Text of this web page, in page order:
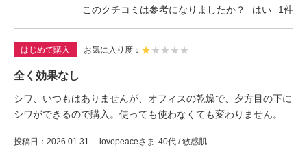
このクチコミは参考になりましたか？ はい 1件
はじめて購入 お気に入り度 ★★ ★ ★ ★
全く効果なし
シワ、いつもはありませんが、オフィスの乾燥で、夕方目の下に
シワができるので購入。使っても使わなくても変わりません。
投稿日 2026.01.31 lovepeaceさま 40代 / 敏感肌